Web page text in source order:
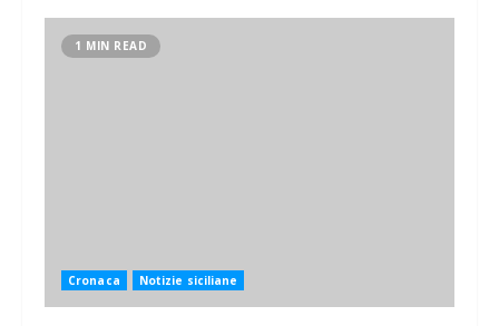
1 MIN READ
Cronaca Notizie siciliane